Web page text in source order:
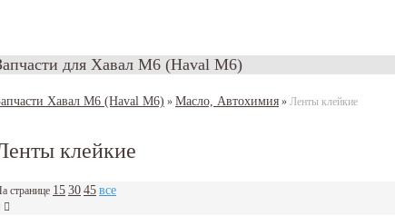
для Хавал M6 (Haval M6)
Хавал M6 (Haval M6) » Масло, Автохимия » Ленты клейкие
клейкие
странице 153045все